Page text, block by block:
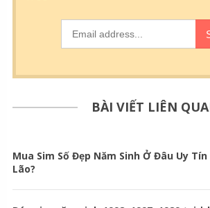
BÀI VIẾT LIÊN
Mua Sim Số Đẹp Năm Sinh Ở Đâu Uy
Lão?